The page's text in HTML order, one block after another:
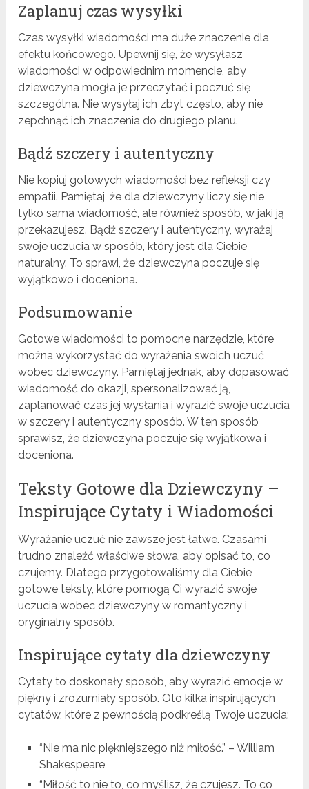
Zaplanuj czas wysyłki
Czas wysyłki wiadomości ma duże znaczenie dla
efektu końcowego. Upewnij się, że wysyłasz
wiadomości w odpowiednim momencie, aby
dziewczyna mogła je przeczytać i poczuć się
szczególna. Nie wysyłaj ich zbyt często, aby nie
zepchnąć ich znaczenia do drugiego planu.
Bądź szczery i autentyczny
Nie kopiuj gotowych wiadomości bez refleksji czy
empatii. Pamiętaj, że dla dziewczyny liczy się nie
tylko sama wiadomość, ale również sposób, w jaki ją
przekazujesz. Bądź szczery i autentyczny, wyrażaj
swoje uczucia w sposób, który jest dla Ciebie
naturalny. To sprawi, że dziewczyna poczuje się
wyjątkowo i doceniona.
Podsumowanie
Gotowe wiadomości to pomocne narzędzie, które
można wykorzystać do wyrażenia swoich uczuć
wobec dziewczyny. Pamiętaj jednak, aby dopasować
wiadomość do okazji, spersonalizować ją,
zaplanować czas jej wysłania i wyrazić swoje uczucia
w szczery i autentyczny sposób. W ten sposób
sprawisz, że dziewczyna poczuje się wyjątkowa i
doceniona.
Teksty Gotowe dla Dziewczyny –
Inspirujące Cytaty i Wiadomości
Wyrażanie uczuć nie zawsze jest łatwe. Czasami
trudno znaleźć właściwe słowa, aby opisać to, co
czujemy. Dlatego przygotowaliśmy dla Ciebie
gotowe teksty, które pomogą Ci wyrazić swoje
uczucia wobec dziewczyny w romantyczny i
oryginalny sposób.
Inspirujące cytaty dla dziewczyny
Cytaty to doskonały sposób, aby wyrazić emocje w
piękny i zrozumiały sposób. Oto kilka inspirujących
cytatów, które z pewnością podkreślą Twoje uczucia:
“Nie ma nic piękniejszego niż miłość.” – William
Shakespeare
“Miłość to nie to, co myślisz, że czujesz. To co